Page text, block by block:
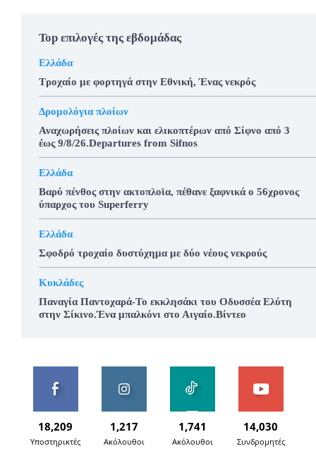
Top επιλογές της εβδομάδας
Ελλάδα
Τροχαίο με φορτηγά στην Εθνική, Ένας νεκρός
Δρομολόγια πλοίων
Αναχωρήσεις πλοίων και ελικοπτέρων από Σίφνο από 3
έως 9/8/26.Departures from Sifnos
Ελλάδα
Βαρύ πένθος στην ακτοπλοϊα, πέθανε ξαφνικά ο 56χρονος
ύπαρχος του Superferry
Ελλάδα
Σφοδρό τροχαίο δυστύχημα με δύο νέους νεκρούς
Κυκλάδες
Παναγία Παντοχαρά-Το εκκλησάκι του Οδυσσέα Ελύτη
στην Σίκινο.Ένα μπαλκόνι στο Αιγαίο.Βίντεο
18,209
Υποστηρικτές
1,217
Ακόλουθοι
1,741
Ακόλουθοι
14,030
Συνδρομητές